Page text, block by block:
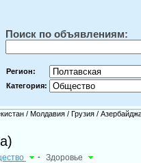
Поиск по объявлениям:
Регион:
Категория:
/ Молдавия / Грузия /
- Здоровье